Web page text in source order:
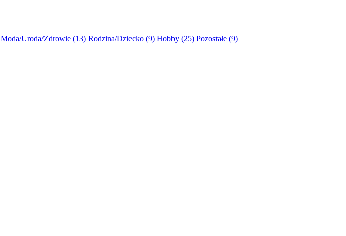
Moda/Uroda/Zdrowie (13) Rodzina/Dziecko (9) Hobby (25) Pozostałe (9)